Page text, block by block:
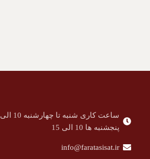
ساعت کاری شنبه تا چهارشنبه 10 الی 18
پنجشنبه ها 10 الی 15
info@faratasisat.ir